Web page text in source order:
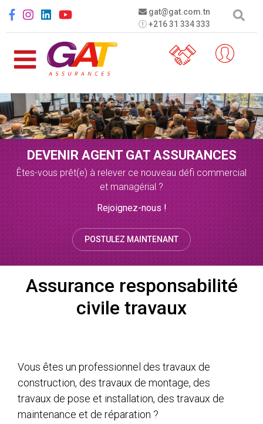
gat@gat.com.tn
+216 31 334 333
Social menu
DEVENIR AGENT GAT ASSURANCES
Êtes-vous prêt(e) à relever ce nouveau défi commercial
et managérial ?
Rejoignez-nous !
POSTULEZ MAINTENANT
Assurance responsabilité
civile travaux
Vous êtes un professionnel des travaux de
construction, des travaux de montage, des
travaux de pose et installation, des travaux de
maintenance et de réparation ?